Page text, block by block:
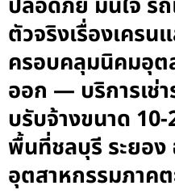
ตัวจริงเรื่องเครน
ครอบคลุมนิคมอุต
ออก — บริการเช่า
บรับจ้างขนาด
พื้นที่ชลบุรี ระยอง
อุตสาหกรรมภาค